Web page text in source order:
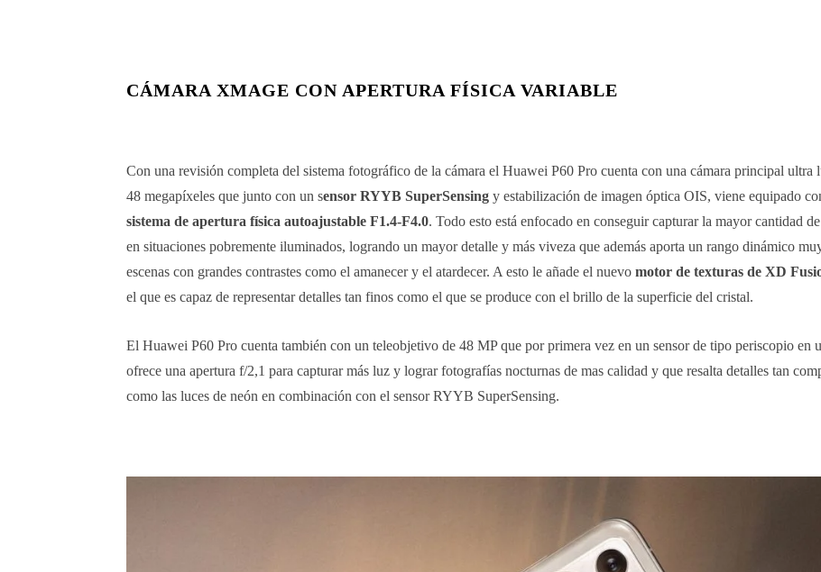
CÁMARA XMAGE CON APERTURA FÍSICA VARIABLE
Con una revisión completa del sistema fotográfico de la cámara el Huawei P60 Pro cuenta con una cámara principal ultra
48 megapíxeles que junto con un sensor RYYB SuperSensing y estabilización de imagen óptica OIS, viene equipado
sistema de apertura física autoajustable F1.4-F4.0. Todo esto está enfocado en conseguir capturar la mayor cantidad
en situaciones pobremente iluminados, logrando un mayor detalle y más viveza que además aporta un rango dinámico
escenas con grandes contrastes como el amanecer y el atardecer. A esto le añade el nuevo motor de texturas de XD
el que es capaz de representar detalles tan finos como el que se produce con el brillo de la superficie del cristal.
El Huawei P60 Pro cuenta también con un teleobjetivo de 48 MP que por primera vez en un sensor de tipo periscopio en
ofrece una apertura f/2,1 para capturar más luz y lograr fotografías nocturnas de mas calidad y que resalta detalles tan
como las luces de neón en combinación con el sensor RYYB SuperSensing.